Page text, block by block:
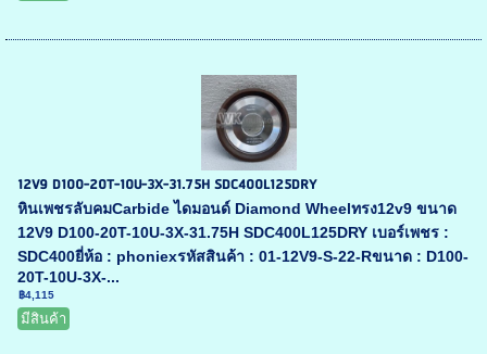
12V9 D100-20T-10U-3X-31.75H SDC400L125DRY
หินเพชรลับคมCarbide ไดมอนด์ Diamond Wheelทรง12v9 ขนาด
12V9 D100-20T-10U-3X-31.75H SDC400L125DRY เบอร์เพชร :
SDC400ยี่ห้อ : phoniexรหัสสินค้า : 01-12V9-S-22-Rขนาด : D100-
20T-10U-3X-...
฿4,115
มีสินค้า